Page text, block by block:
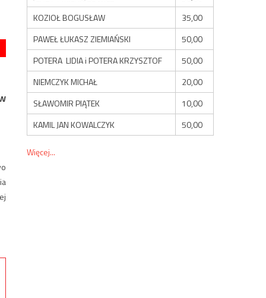
KOZIOŁ BOGUSŁAW
35,00
PAWEŁ ŁUKASZ ZIEMIAŃSKI
50,00
POTERA LIDIA i POTERA KRZYSZTOF
50,00
NIEMCZYK MICHAŁ
20,00
SŁAWOMIR PIĄTEK
10,00
KAMIL JAN KOWALCZYK
50,00
Więcej...